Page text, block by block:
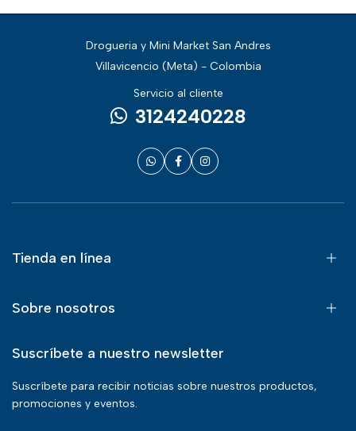
Drogueria y Mini Market San Andres
Villavicencio (Meta) - Colombia
Servicio al cliente
3124240228
Tienda en línea
Sobre nosotros
Suscríbete a nuestro newsletter
Suscríbete para recibir noticias sobre nuestros productos,
promociones y eventos.